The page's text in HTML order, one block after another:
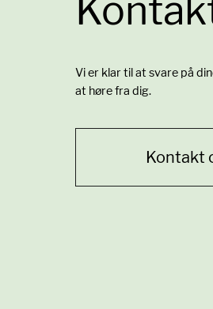
Vi er klar til at svare på
at høre fra dig.
Kontakt